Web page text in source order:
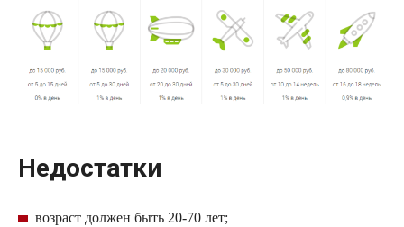
Недостатки
возраст должен быть 20-70 лет;